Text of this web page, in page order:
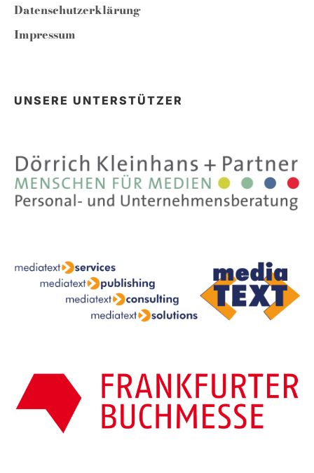
Datenschutzerklärung
Impressum
UNSERE UNTERSTÜTZER